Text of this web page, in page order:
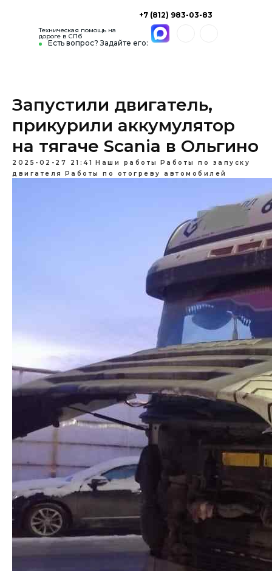
Есть вопрос? Задайте его:
+7 (812) 983-03-83
Техническая помощь на
дороге в СПб
Запустили двигатель,
прикурили аккумулятор
на тягаче Scania в Ольгино
2025-02-27 21:41 Наши работы
Работы по запуску
двигателя
Работы по отогреву автомобилей